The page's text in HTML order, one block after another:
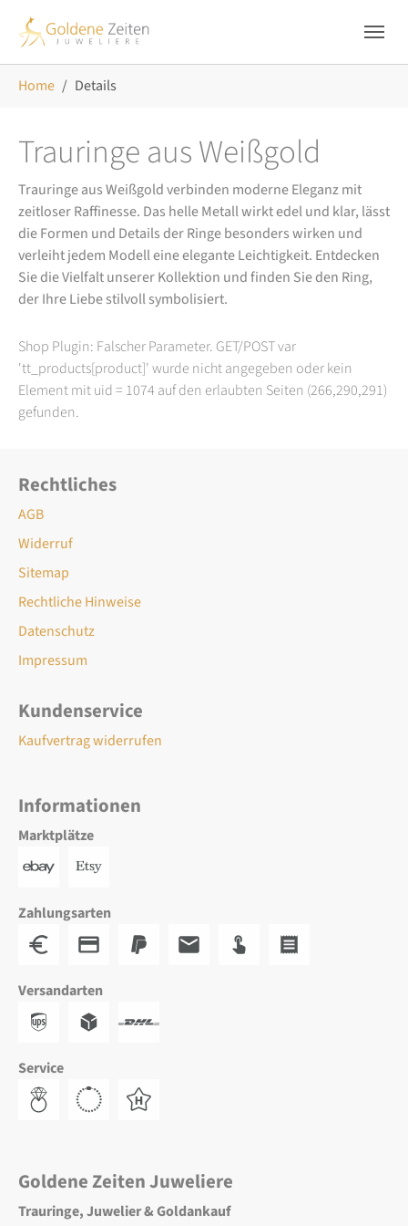
Home Details
Trauringe aus Weißgold
Trauringe aus Weißgold verbinden moderne Eleganz mit
zeitloser Raffinesse. Das helle Metall wirkt edel und klar, lässt
die Formen und Details der Ringe besonders wirken und
verleiht jedem Modell eine elegante Leichtigkeit. Entdecken
Sie die Vielfalt unserer Kollektion und finden Sie den Ring,
der Ihre Liebe stilvoll symbolisiert.
Shop Plugin: Falscher Parameter. GET/POST var
'tt_products[product]' wurde nicht angegeben oder kein
Element mit uid = 1074 auf den erlaubten Seiten (266,290,291)
gefunden.
Rechtliches
AGB
Widerruf
Sitemap
Rechtliche Hinweise
Datenschutz
Impressum
Kundenservice
Kaufvertrag widerrufen
Informationen
Marktplätze
Zahlungsarten
Versandarten
Service
Goldene Zeiten Juweliere
Trauringe, Juwelier & Goldankauf